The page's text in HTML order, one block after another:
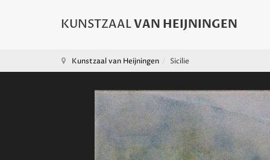
Kunstzaal van Heijningen Sicilie